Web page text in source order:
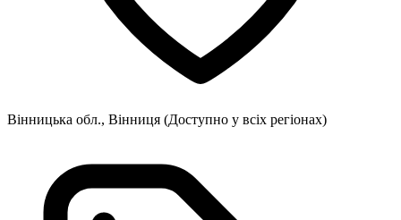
Вінницька обл., Вінниця (Доступно у всіх регіонах)